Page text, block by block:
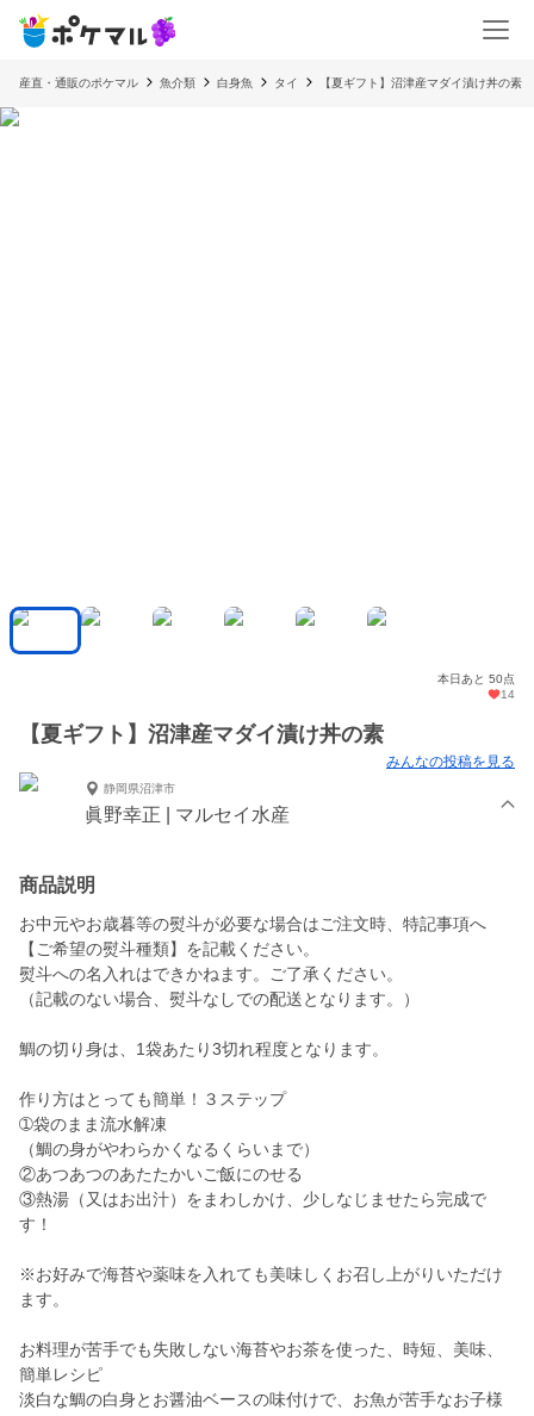
産直・通販のポケマル 魚介類 白身魚 タイ 【夏ギフト】沼津産マダイ漬け丼の素
本日あと 50点
14
【夏ギフト】沼津産マダイ漬け丼の素
みんなの投稿を見る
静岡県沼津市
眞野幸正 | マルセイ水産
商品説明
お中元やお歳暮等の熨斗が必要な場合はご注文時、特記事項へ
【ご希望の熨斗種類】を記載ください。
熨斗への名入れはできかねます。ご了承ください。
（記載のない場合、熨斗なしでの配送となります。）
鯛の切り身は、1袋あたり3切れ程度となります。
作り方はとっても簡単！３ステップ
➀袋のまま流水解凍
（鯛の身がやわらかくなるくらいまで）
②あつあつのあたたかいご飯にのせる
③熱湯（又はお出汁）をまわしかけ、少しなじませたら完成で
す！
※お好みで海苔や薬味を入れても美味しくお召し上がりいただけ
ます。
お料理が苦手でも失敗しない海苔やお茶を使った、時短、美味、
簡単レシピ
淡白な鯛の白身とお醤油ベースの味付けで、お魚が苦手なお子様